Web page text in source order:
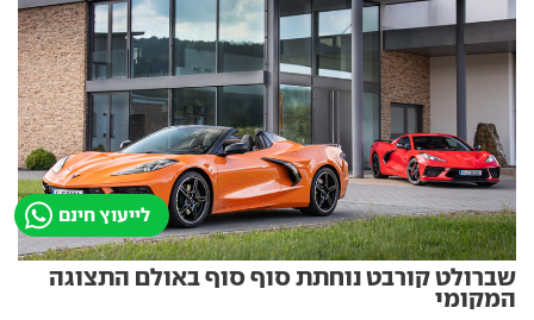
שברולט קורבט נוחתת סוף סוף באולם התצוגה
המקומי
לייעוץ חינם